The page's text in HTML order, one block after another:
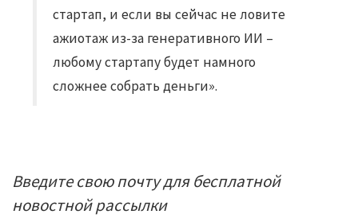
стартап, и если вы сейчас не ловите
ажиотаж из-за генеративного ИИ –
любому стартапу будет намного
сложнее собрать деньги».
Введите свою почту для бесплатной
новостной рассылки